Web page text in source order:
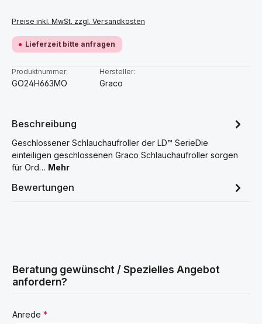
Preise inkl. MwSt. zzgl. Versandkosten
Lieferzeit bitte anfragen
Produktnummer:
GO24H663MO
Hersteller:
Graco
Beschreibung
Geschlossener Schlauchaufroller der LD™ SerieDie
einteiligen geschlossenen Graco Schlauchaufroller sorgen
für Ord… Mehr
Bewertungen
Beratung gewünscht / Spezielles Angebot
anfordern?
Anrede *